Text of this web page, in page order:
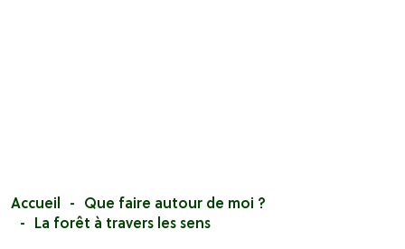
Accueil
Que faire autour de moi ?
La forêt à travers les sens